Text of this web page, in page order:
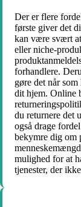
Der er flere
første giver det
kan være svært
eller niche-
forhandlere.
gøre det når
dit hjem. Online
du returnere det
også drage
bekymre dig om
mulighed for at
tjenester, der